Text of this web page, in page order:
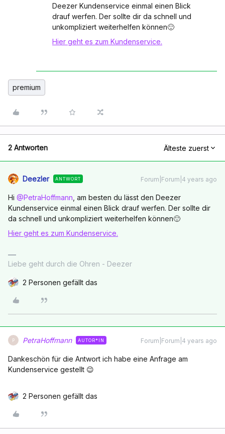
Deezer Kundenservice einmal einen Blick
drauf werfen. Der sollte dir da schnell und
unkompliziert weiterhelfen können🙂
Hier geht es zum Kundenservice.
premium
2 Antworten Älteste zuerst
Deezler ANTWORT Forum|Forum|4 years ago
Hi @PetraHoffmann , am besten du lässt den Deezer
Kundenservice einmal einen Blick drauf werfen. Der sollte dir
da schnell und unkompliziert weiterhelfen können🙂
Hier geht es zum Kundenservice.
Liebe geht durch die Ohren - Deezer
2 Personen gefällt das
P PetraHoffmann AUTOR*IN Forum|Forum|4 years ago
Dankeschön für die Antwort ich habe eine Anfrage am
Kundenservice gestellt 😉
2 Personen gefällt das